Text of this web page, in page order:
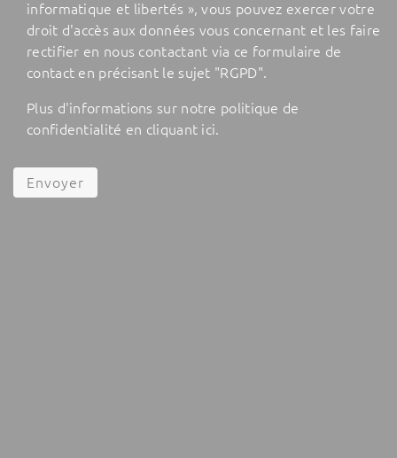
informatique et libertés », vous pouvez exercer votre
droit d'accès aux données vous concernant et les faire
rectifier en nous contactant via ce formulaire de
contact en précisant le sujet "RGPD".
Plus d'informations sur notre politique de
confidentialité en cliquant ici.
Envoyer